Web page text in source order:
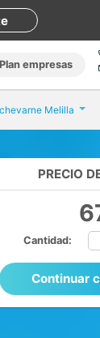
Plan empresas
Melilla
PRECIO
Cantidad:
Continuar